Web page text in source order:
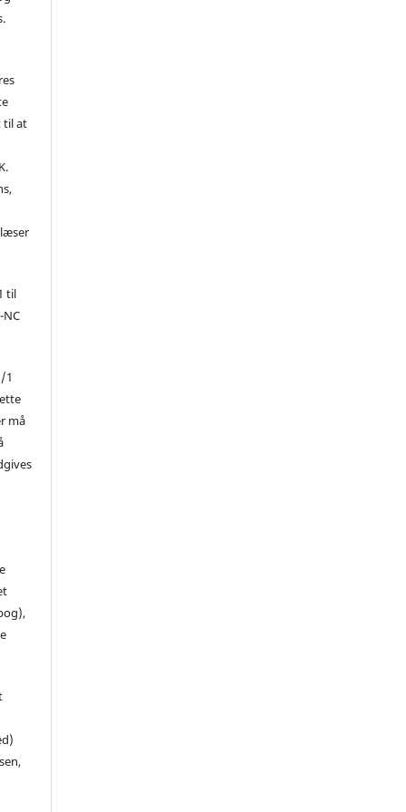
til at
til
NC
1
må